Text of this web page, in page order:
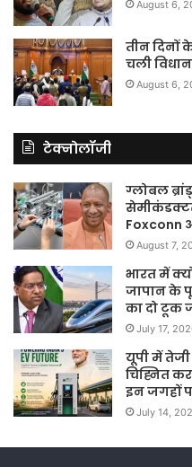
August 6,
तीन दिनों
चली
August 6,
टेक्नोलॉजी
ग्लोबल
Foxconn
August 7,
भारत में
जापान के
का दो टूक
July 17,
यूपी में
चिह्नित
इन जगहों
July 14,